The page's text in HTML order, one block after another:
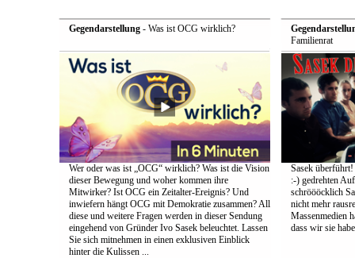
Gegendarstellung- Was ist OCG wirklich?
Wer oder was ist „OCG“ wirklich? Was ist die Vision
dieser Bewegung und woher kommen ihre
Mitwirker? Ist OCG ein Zeitalter-Ereignis? Und
inwiefern hängt OCG mit Demokratie zusammen? All
diese und weitere Fragen werden in dieser Sendung
eingehend von Gründer Ivo Sasek beleuchtet. Lassen
Sie sich mitnehmen in einen exklusiven Einblick
hinter die Kulissen ...
Familienrat
Sasek
:-) gedrehten
schröööcklich
nicht mehr
Massenmedien
dass wir sie